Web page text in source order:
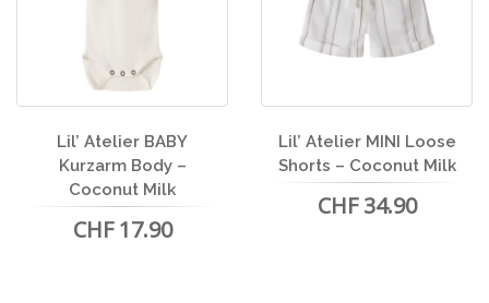
Lil’ Atelier BABY
Kurzarm Body –
Coconut Milk
CHF 17.90
Lil’ Atelier MINI Loose
Shorts – Coconut Milk
CHF 34.90